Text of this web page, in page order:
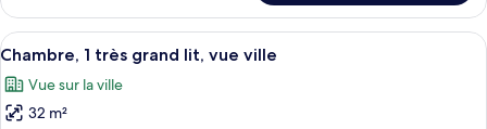
très
grand
lit
(View)
le
type
de
Suite
Deluxe,
Afficher
toutes
les
photos
Une chambre d’hôtel avec un
6
Chambre, 1 très grand lit, vue ville
Vue sur la ville
32 m²